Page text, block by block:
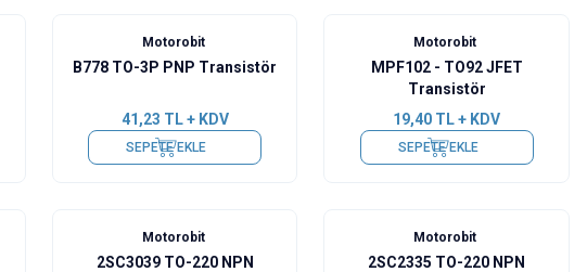
Motorobit
B778 TO-3P PNP Transistör
41,23 TL + KDV
SEPETE EKLE
Motorobit
MPF102 - TO92 JFET
Transistör
19,40 TL + KDV
SEPETE EKLE
Motorobit
2SC3039 TO-220 NPN
Motorobit
2SC2335 TO-220 NPN